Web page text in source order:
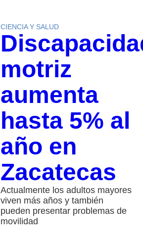
CIENCIA Y SALUD
motriz
aumenta
hasta 5% al
año en
Zacatecas
Actualmente los adultos mayores
viven más años y también
pueden presentar problemas de
movilidad